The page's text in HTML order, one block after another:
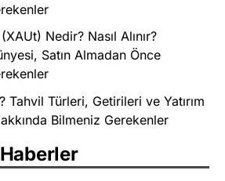
Nedir? Nasıl Alınır?
Satın Almadan Önce
Tahvil Türleri, Getirileri ve Yatırım
Bilmeniz Gerekenler